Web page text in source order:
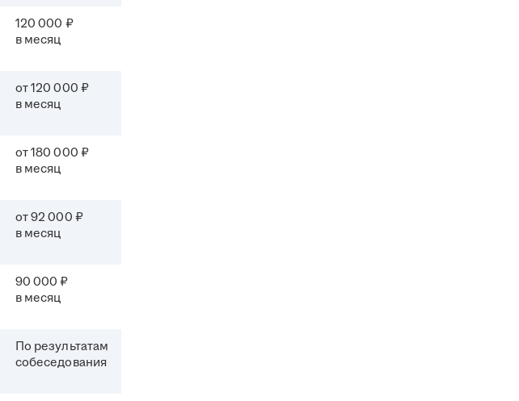
120 000 ₽
в месяц
от 120 000 ₽
в месяц
от 180 000 ₽
в месяц
от 92 000 ₽
в месяц
90 000 ₽
в месяц
По результатам
собеседования